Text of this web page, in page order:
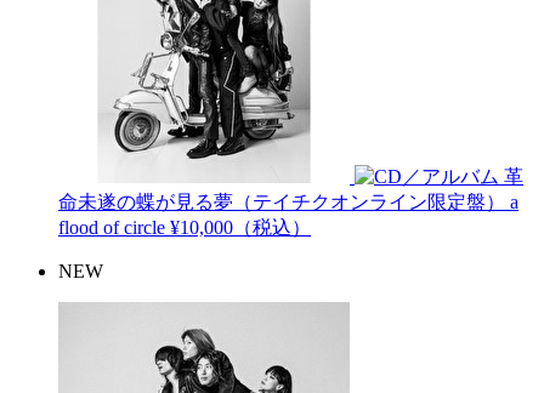
革
命未遂の蝶が見る夢（テイチクオンライン限定盤） a
flood of circle ¥10,000（税込）
NEW